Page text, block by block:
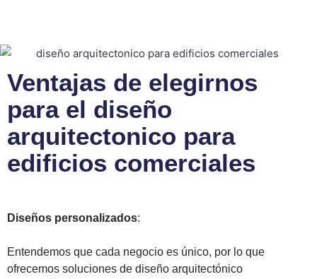
Ventajas de elegirnos
para el diseño
arquitectonico para
edificios comerciales
Diseños personalizados:
Entendemos que cada negocio es único, por lo que
ofrecemos soluciones de diseño arquitectónico